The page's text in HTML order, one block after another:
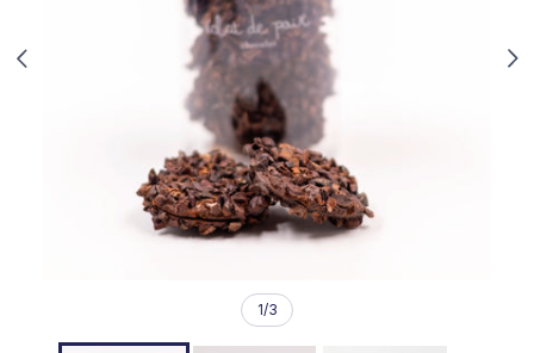
1/3